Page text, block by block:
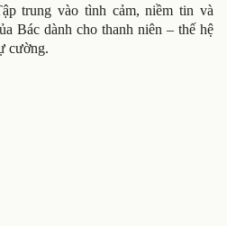
trung vào tình cảm, niềm tin và
Bác dành cho thanh niên – thế hệ
cường.